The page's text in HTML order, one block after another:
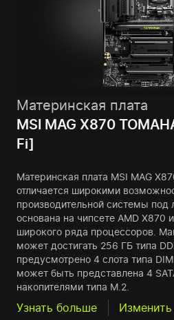
Материнская плата
MSI MAG X870
Fi]
Материнская плата MSI MAG
отличается широкими
производительной системы под
основана на чипсете AMD X870
широкого ряда процессоров.
может достигать 256 ГБ типа
предусмотрено 4 слота типа
может быть представлена 4
накопителями типа M.2.
Узнать больше Изменить